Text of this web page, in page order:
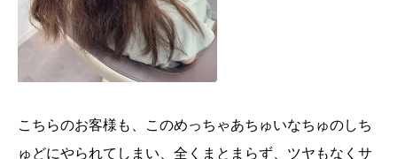
こちらのお客様も、このめっちゃあちゅいなちゅのしち
ゅどにやられてしまい、全くまとまらず、ツヤもなくサ